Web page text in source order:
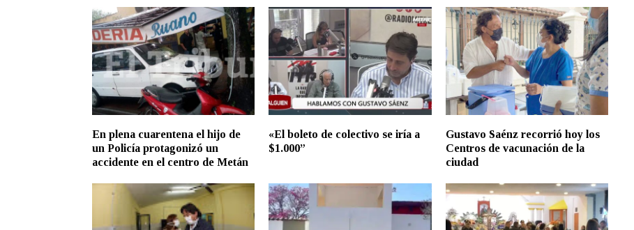
En plena cuarentena el hijo de
un Policía protagonizó un
accidente en el centro de Metán
«El boleto de colectivo se iría a
$1.000”
Gustavo Saénz recorrió hoy los
Centros de vacunación de la
ciudad